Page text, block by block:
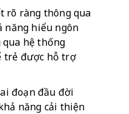
rõ ràng thông qua
năng hiểu ngôn
hệ thống
trẻ được hỗ trợ
đoạn đầu đời
năng cải thiện